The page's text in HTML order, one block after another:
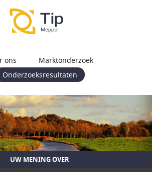
ons
Marktonderzoek
Onderzoeksresultaten
UW MENING OVER